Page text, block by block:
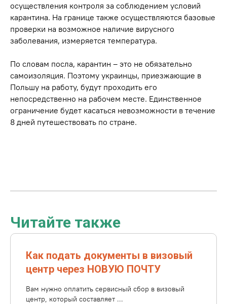
осуществления контроля за соблюдением условий
карантина. На границе также осуществляются базовые
проверки на возможное наличие вирусного
заболевания, измеряется температура.
По словам посла, карантин – это не обязательно
самоизоляция. Поэтому украинцы, приезжающие в
Польшу на работу, будут проходить его
непосредственно на рабочем месте. Единственное
ограничение будет касаться невозможности в течение
8 дней путешествовать по стране.
Читайте также
Как подать документы в визовый
центр через НОВУЮ ПОЧТУ
Вам нужно оплатить сервисный сбор в визовый
центр, который составляет ...